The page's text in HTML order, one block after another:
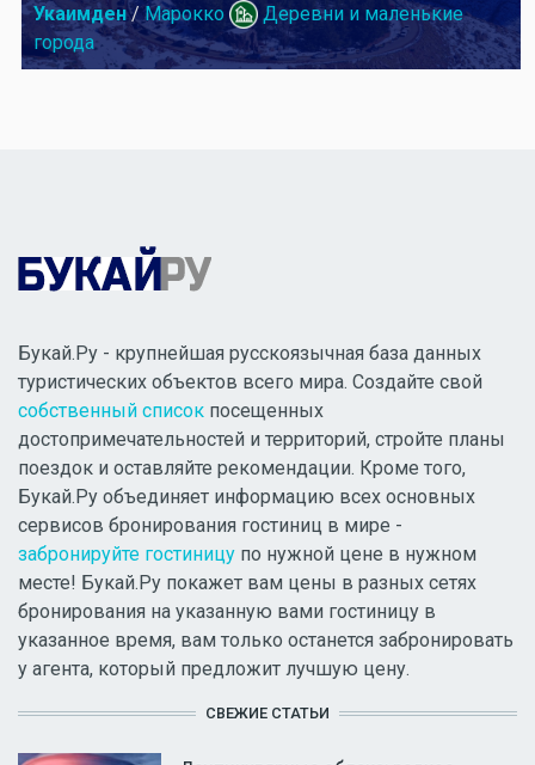
Укаимден/ Марокко
Деревни и маленькие
города
Букай.Ру - крупнейшая русскоязычная база данных
туристических объектов всего мира. Создайте свой
собственный список посещенных
достопримечательностей и территорий, стройте планы
поездок и оставляйте рекомендации. Кроме того,
Букай.Ру объединяет информацию всех основных
сервисов бронирования гостиниц в мире -
забронируйте гостиницу по нужной цене в нужном
месте! Букай.Ру покажет вам цены в разных сетях
бронирования на указанную вами гостиницу в
указанное время, вам только останется забронировать
у агента, который предложит лучшую цену.
СВЕЖИЕ СТАТЬИ